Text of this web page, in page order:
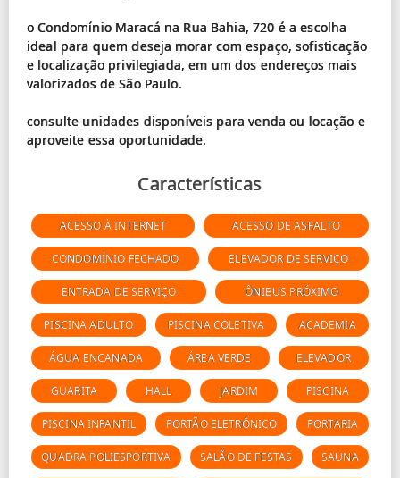
o Condomínio Maracá na Rua Bahia, 720 é a escolha
ideal para quem deseja morar com espaço, sofisticação
e localização privilegiada, em um dos endereços mais
valorizados de São Paulo.
consulte unidades disponíveis para venda ou locação e
Características
ACESSO À INTERNET ACESSO DE ASFALTO
CONDOMÍNIO FECHADO ELEVADOR DE SERVIÇO
ENTRADA DE SERVIÇO ÔNIBUS PRÓXIMO
PISCINA ADULTO PISCINA COLETIVA ACADEMIA
ÁGUA ENCANADA ÁREA VERDE ELEVADOR
GUARITA HALL JARDIM PISCINA
PISCINA INFANTIL PORTÃO ELETRÔNICO PORTARIA
QUADRA POLIESPORTIVA SALÃO DE FESTAS SAUNA